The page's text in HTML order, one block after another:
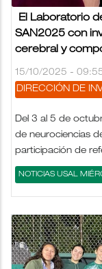
El Laboratorio
SAN2025 con
cerebral y
15/10/2025 -
DIRECCIÓN DE
Del 3 al 5 de
de neurociencias
participación de
NOTICIAS USAL